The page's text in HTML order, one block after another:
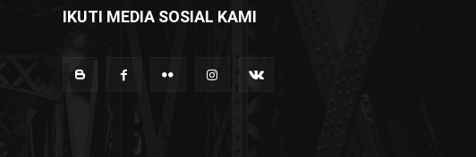
IKUTI MEDIA SOSIAL KAMI